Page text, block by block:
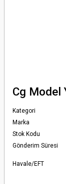
Cg Model
Kategori
Marka
Stok Kodu
Gönderim Süresi
Havale/EFT